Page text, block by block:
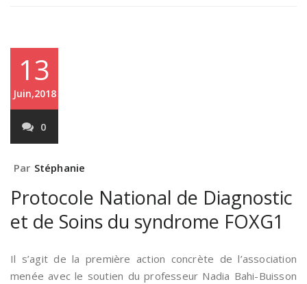
13
Juin,2018
0
Par Stéphanie
Protocole National de Diagnostic
et de Soins du syndrome FOXG1
Il s’agit de la première action concrète de l’association
menée avec le soutien du professeur Nadia Bahi-Buisson